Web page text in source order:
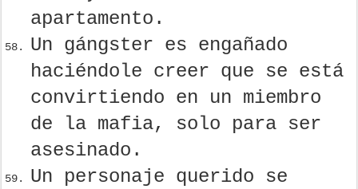
apartamento.
Un gángster es engañado
haciéndole creer que se está
convirtiendo en un miembro
de la mafia, solo para ser
asesinado.
Un personaje querido se